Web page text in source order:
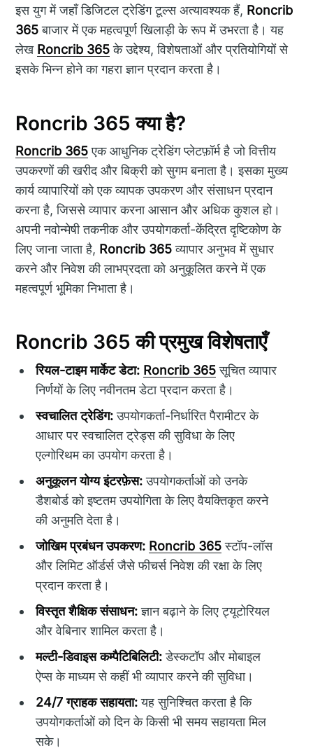
इस युग में जहाँ डिजिटल ट्रेडिंग टूल्स अत्यावश्यक हैं, Roncrib
365बाजार में एक महत्वपूर्ण खिलाड़ी के रूप में उभरता है। यह
लेख Roncrib 365के उद्देश्य, विशेषताओं और प्रतियोगियों से
इसके भिन्न होने का गहरा ज्ञान प्रदान करता है।
Roncrib 365 क्या है?
Roncrib 365एक आधुनिक ट्रेडिंग प्लेटफ़ॉर्म है जो वित्तीय
उपकरणों की खरीद और बिक्री को सुगम बनाता है। इसका मुख्य
कार्य व्यापारियों को एक व्यापक उपकरण और संसाधन प्रदान
करना है, जिससे व्यापार करना आसान और अधिक कुशल हो।
अपनी नवोन्मेषी तकनीक और उपयोगकर्ता-केंद्रित दृष्टिकोण के
लिए जाना जाता है, Roncrib 365व्यापार अनुभव में सुधार
करने और निवेश की लाभप्रदता को अनुकूलित करने में एक
महत्वपूर्ण भूमिका निभाता है।
Roncrib 365 की प्रमुख विशेषताएँ
रियल-टाइम मार्केट डेटा: Roncrib 365सूचित व्यापार
निर्णयों के लिए नवीनतम डेटा प्रदान करता है।
स्वचालित ट्रेडिंग:उपयोगकर्ता-निर्धारित पैरामीटर के
आधार पर स्वचालित ट्रेड्स की सुविधा के लिए
एल्गोरिथम का उपयोग करता है।
अनुकूलन योग्य इंटरफ़ेस:उपयोगकर्ताओं को उनके
डैशबोर्ड को इष्टतम उपयोगिता के लिए वैयक्तिकृत करने
की अनुमति देता है।
जोखिम प्रबंधन उपकरण: Roncrib 365स्टॉप-लॉस
और लिमिट ऑर्डर्स जैसे फीचर्स निवेश की रक्षा के लिए
प्रदान करता है।
विस्तृत शैक्षिक संसाधन:ज्ञान बढ़ाने के लिए ट्यूटोरियल
और वेबिनार शामिल करता है।
मल्टी-डिवाइस कम्पैटिबिलिटी:डेस्कटॉप और मोबाइल
ऐप्स के माध्यम से कहीं भी व्यापार करने की सुविधा।
24/7 ग्राहक सहायता:यह सुनिश्चित करता है कि
उपयोगकर्ताओं को दिन के किसी भी समय सहायता मिल
सके।